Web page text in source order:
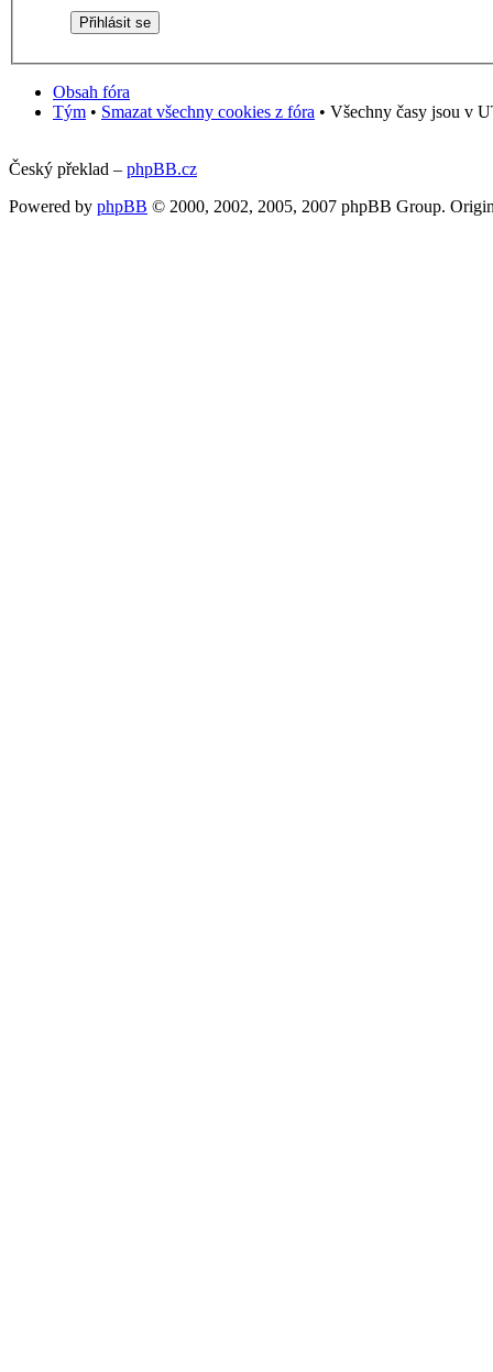
Obsah fóra
Tým • Smazat všechny cookies z fóra • Všechny časy jsou v
Český překlad – phpBB.cz
Powered by phpBB © 2000, 2002, 2005, 2007 phpBB Group.